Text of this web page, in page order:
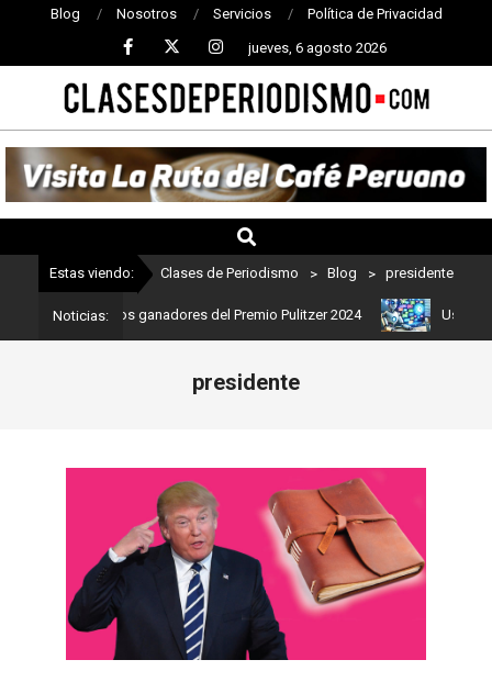
Blog Nosotros Servicios Política de Privacidad
jueves, 6 agosto 2026
CLASES
DE
PERIODISMO
Estas viendo: Clases de Periodismo > Blog > presidente
Noticias:
Estos son los ganadores del Premio Pulitzer 2024 Usuarios de
presidente